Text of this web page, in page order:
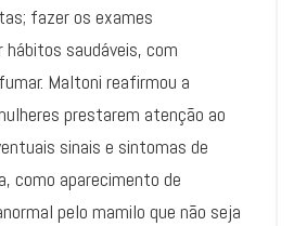
fazer os exames
saudáveis, com
Maltoni reafirmou a
prestarem atenção ao
sinais e sintomas de
como aparecimento de
pelo mamilo que não seja